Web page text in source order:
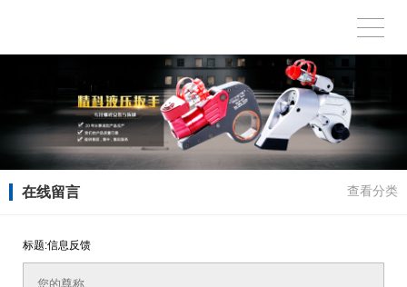
在线留言 查看分类
标题:信息反馈